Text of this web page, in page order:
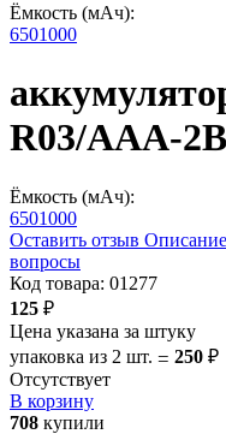
Ёмкость (мАч):
6501000
R03/AAA-
Ёмкость (мАч):
6501000
Оставить отзыв Описание
вопросы
Код товара: 01277
125 ₽
Цена указана за штуку
упаковка из 2 шт. = 250 ₽
Отсутствует
В корзину
708 купили